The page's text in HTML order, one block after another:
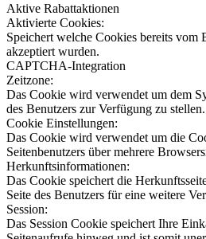
Aktive Rabattaktionen
Aktivierte Cookies:
Speichert welche Cookies bereits vom
akzeptiert wurden.
CAPTCHA-Integration
Zeitzone:
Das Cookie wird verwendet um dem
des Benutzers zur Verfügung zu stellen.
Cookie Einstellungen:
Das Cookie wird verwendet um die
Seitenbenutzers über mehrere
Herkunftsinformationen:
Das Cookie speichert die
Seite des Benutzers für eine weitere
Session:
Das Session Cookie speichert Ihre